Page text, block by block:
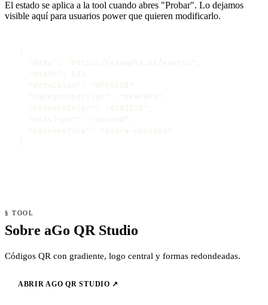
El estado se aplica a la tool cuando abres "Probar". Lo dejamos
visible aquí para usuarios power que quieren modificarlo.
{
  "data": "https://example.cl/evento",
  "width": 512,
  "dotsColor": "#FF4E2B",
  "backgroundColor": "#FBF8F3",
  "cornersColor": "#0A1228",
  "dotsType": "rounded",
  "cornersType": "extra-rounded"
}
§ TOOL
Sobre aGo QR Studio
Códigos QR con gradiente, logo central y formas redondeadas.
ABRIR AGO QR STUDIO ↗